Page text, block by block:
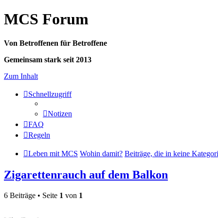
MCS Forum
Von Betroffenen für Betroffene
Gemeinsam stark seit 2013
Zum Inhalt
Schnellzugriff
Notizen
FAQ
Regeln
Leben mit MCS Wohin damit? Beiträge, die in keine
Zigarettenrauch auf dem Balkon
6 Beiträge • Seite 1 von 1